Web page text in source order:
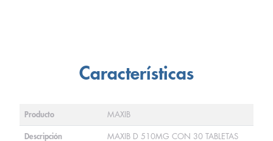
Características
Producto MAXIB
Descripción MAXIB D 510MG CON 30 TABLETAS